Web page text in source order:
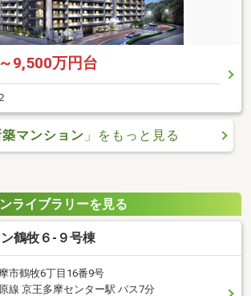
9,500万円台
マンション 」をもっと見る
ライブラリーを見る
鶴牧６-９号棟
市鶴牧6丁目16番9号
線 京王多摩センター駅 バス7分